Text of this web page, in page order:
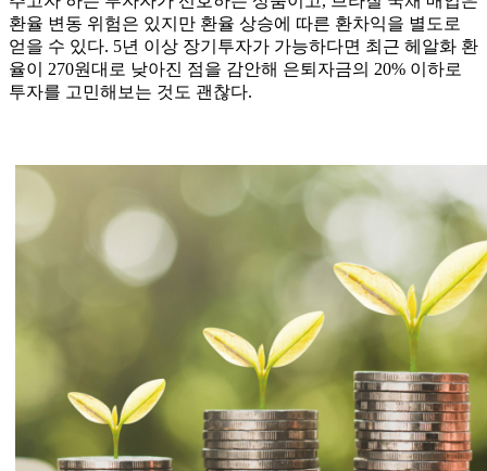
환율 변동 위험은 있지만 환율 상승에 따른 환차익을 별도로
얻을 수 있다. 5년 이상 장기투자가 가능하다면 최근 헤알화 환
율이 270원대로 낮아진 점을 감안해 은퇴자금의 20% 이하로
투자를 고민해보는 것도 괜찮다.